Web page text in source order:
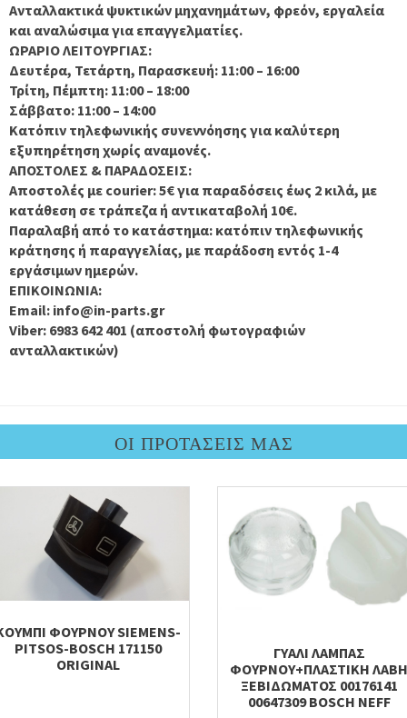
Ανταλλακτικά ψυκτικών μηχανημάτων, φρεόν, εργαλεία
και αναλώσιμα για επαγγελματίες.
ΩΡΑΡΙΟ ΛΕΙΤΟΥΡΓΙΑΣ:
Δευτέρα, Τετάρτη, Παρασκευή: 11:00 – 16:00
Τρίτη, Πέμπτη: 11:00 – 18:00
Σάββατο: 11:00 – 14:00
Κατόπιν τηλεφωνικής συνεννόησης για καλύτερη
εξυπηρέτηση χωρίς αναμονές.
ΑΠΟΣΤΟΛΕΣ & ΠΑΡΑΔΟΣΕΙΣ:
Αποστολές με courier: 5€ για παραδόσεις έως 2 κιλά, με
κατάθεση σε τράπεζα ή αντικαταβολή 10€.
Παραλαβή από το κατάστημα: κατόπιν τηλεφωνικής
κράτησης ή παραγγελίας, με παράδοση εντός 1-4
εργάσιμων ημερών.
ΕΠΙΚΟΙΝΩΝΙΑ:
Email: info@in-parts.gr
Viber: 6983 642 401 (αποστολή φωτογραφιών
ανταλλακτικών)
ΟΙ ΠΡΟΤΑΣΕΙΣ ΜΑΣ
ΦΟΥΡΝΟΥ SIEMENS-
PITSOS-BOSCH 171150
ORIGINAL
ΓΥΑΛΙ ΛΑΜΠΑΣ
ΦΟΥΡΝΟΥ+ΠΛΑΣΤΙΚΗ ΛΑΒΗ
ΞΕΒΙΔΩΜΑΤΟΣ 00176141
00647309 BOSCH NEFF